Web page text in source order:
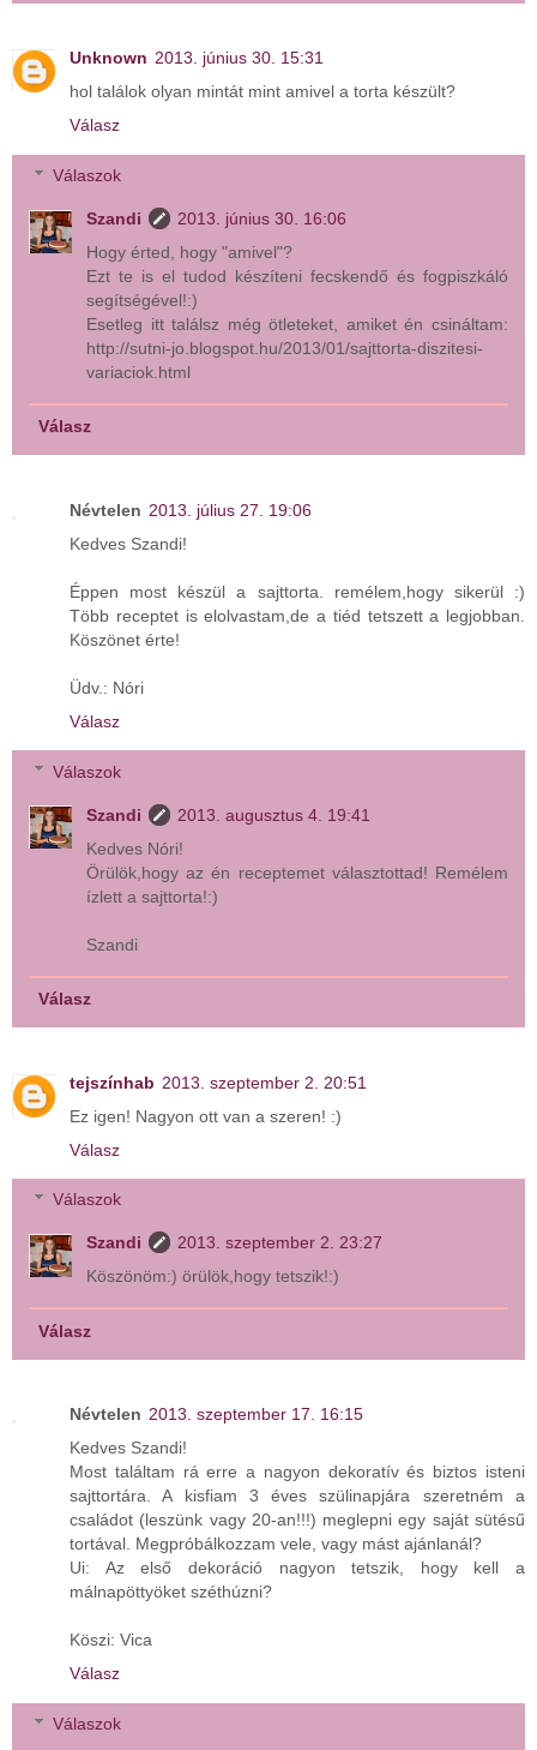
Unknown 2013. június 30. 15:31
hol találok olyan mintát mint amivel a torta készült?
Válasz
Válaszok
Szandi
2013. június 30. 16:06
Hogy érted, hogy "amivel"?
Ezt te is el tudod készíteni fecskendő és fogpiszkáló
segítségével!:)
Esetleg itt találsz még ötleteket, amiket én csináltam:
http://sutni-jo.blogspot.hu/2013/01/sajttorta-diszitesi-
variaciok.html
Válasz
Névtelen 2013. július 27. 19:06
Kedves Szandi!
Éppen most készül a sajttorta. remélem,hogy sikerül :)
Több receptet is elolvastam,de a tiéd tetszett a legjobban.
Köszönet érte!
Üdv.: Nóri
Válasz
Válaszok
Szandi
2013. augusztus 4. 19:41
Kedves Nóri!
Örülök,hogy az én receptemet választottad! Remélem
ízlett a sajttorta!:)
Szandi
Válasz
tejszínhab 2013. szeptember 2. 20:51
Ez igen! Nagyon ott van a szeren! :)
Válasz
Válaszok
Szandi
2013. szeptember 2. 23:27
Köszönöm:) örülök,hogy tetszik!:)
Válasz
Névtelen 2013. szeptember 17. 16:15
Kedves Szandi!
Most találtam rá erre a nagyon dekoratív és biztos isteni
sajttortára. A kisfiam 3 éves szülinapjára szeretném a
családot (leszünk vagy 20-an!!!) meglepni egy saját sütésű
tortával. Megpróbálkozzam vele, vagy mást ajánlanál?
Ui: Az első dekoráció nagyon tetszik, hogy kell a
málnapöttyöket széthúzni?
Köszi: Vica
Válasz
Válaszok